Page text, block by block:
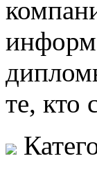
те, кто